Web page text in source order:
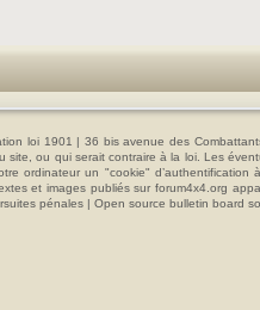
loi 1901 | 36 bis avenue des
site, ou qui serait contraire à la loi. Les
ordinateur un "cookie"
et images publiés sur forum4x4.org
pénales | Open source bulletin board